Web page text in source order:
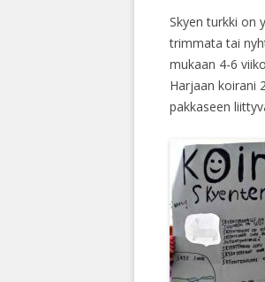
Skyen turkki on
trimmata tai
mukaan 4-6
Harjaan koirani
pakkaseen